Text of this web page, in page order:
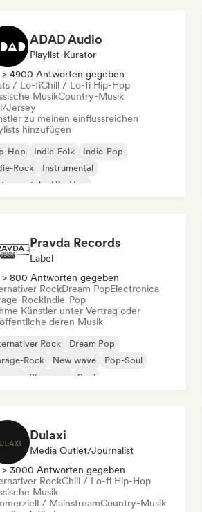
ADAD Audio
Playlist-Kurator
> 4900 Antworten gegeben
/ Lo-fiChill / Lo-fi Hip-Hop
MusikCountry-Musik
Jersey
zu meinen einflussreichen
hinzufügen
Hop Indie-Folk
Indie-Pop
Rock
Instrumental
Hip-Hop
Pravda Records
Label
> 800 Antworten gegeben
RockDream PopElectronica
RockIndie-Pop
Künstler unter Vertrag oder
deren Musik
Rock
Dream Pop
Rock
New wave
Pop-Soul
Shoegaze Soul
Dulaxi
Media Outlet/Journalist
> 3000 Antworten gegeben
RockChill / Lo-fi Hip-Hop
Musik
/ MainstreamCountry-Musik